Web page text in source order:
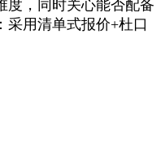
度，同时关心能否配备
采用清单式报价+杜口